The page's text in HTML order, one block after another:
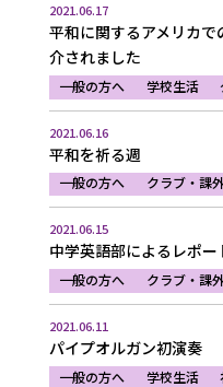
2021.06.17
平和に関するアメリカ
介されました
一般の方へ 学校生活
2021.06.16
平和を祈る週
一般の方へ クラブ・課
2021.06.15
中学英語部によるレポー
一般の方へ クラブ・課
2021.06.11
パイプオルガン初演奏
一般の方へ 学校生活